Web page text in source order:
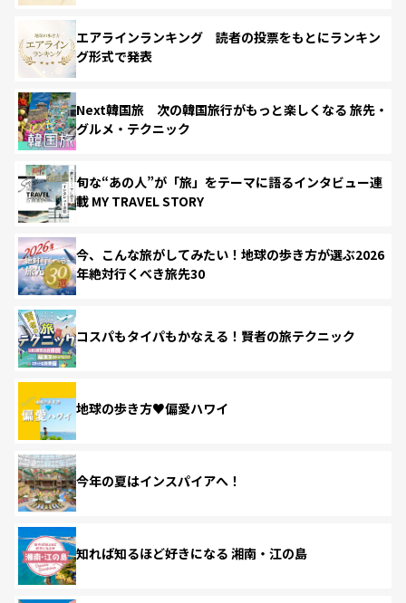
エアラインランキング 読者の投票をもとにランキン
グ形式で発表
Next韓国旅 次の韓国旅行がもっと楽しくなる 旅先・
グルメ・テクニック
旬な“あの人”が「旅」をテーマに語るインタビュー連
載 MY TRAVEL STORY
今、こんな旅がしてみたい！地球の歩き方が選ぶ2026
年絶対行くべき旅先30
コスパもタイパもかなえる！賢者の旅テクニック
地球の歩き方♥偏愛ハワイ
今年の夏はインスパイアへ！
知れば知るほど好きになる 湘南・江の島